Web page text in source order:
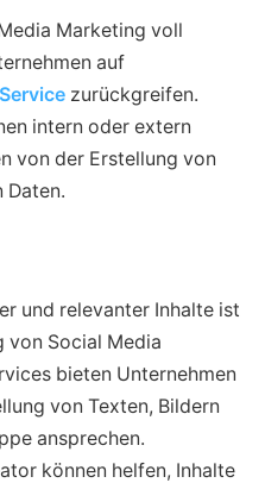
Marketing voll
auf
zurückgreifen.
intern oder extern
von der Erstellung von
Daten.
und relevanter Inhalte ist
von Social Media
bieten Unternehmen
von Texten, Bildern
ansprechen.
können helfen, Inhalte